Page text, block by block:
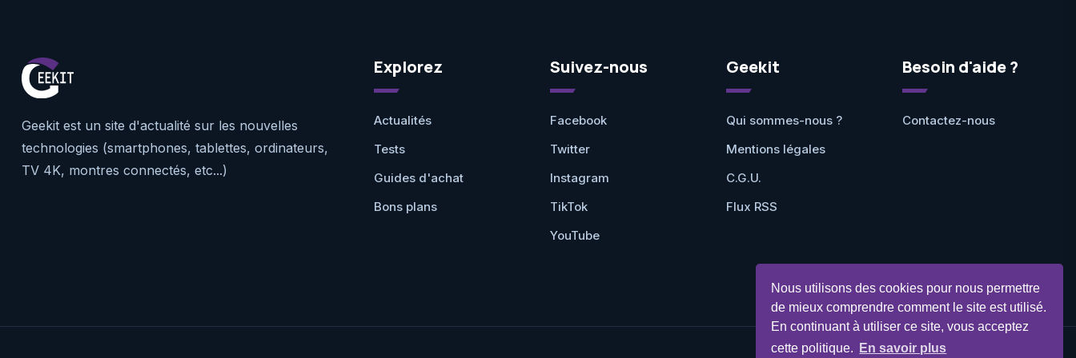
Nous utilisons des cookies pour nous permettre
de mieux comprendre comment le site est utilisé.
En continuant à utiliser ce site, vous acceptez
cette politique.
En savoir plus
Geekit est un site d'actualité sur les nouvelles
technologies (smartphones, tablettes, ordinateurs,
TV 4K, montres connectés, etc...)
Explorez
Actualités
Tests
Guides d'achat
Bons plans
Suivez-nous
Facebook
Twitter
Instagram
TikTok
YouTube
Geekit
Qui sommes-nous ?
Mentions légales
C.G.U.
Flux RSS
Besoin d'aide ?
Contactez-nous